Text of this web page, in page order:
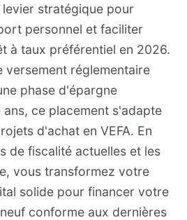
levier stratégique pour
personnel et faciliter
à taux préférentiel en 2026.
versement réglementaire
phase d'épargne
ans, ce placement s'adapte
d'achat en VEFA. En
de fiscalité actuelles et les
vous transformez votre
solide pour financer votre
conforme aux dernières